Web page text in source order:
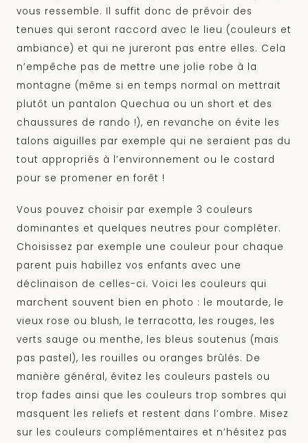
vous ressemble. Il suffit donc de prévoir des
tenues qui seront raccord avec le lieu (couleurs et
ambiance) et qui ne jureront pas entre elles. Cela
n’empêche pas de mettre une jolie robe à la
montagne (même si en temps normal on mettrait
plutôt un pantalon Quechua ou un short et des
chaussures de rando !), en revanche on évite les
talons aiguilles par exemple qui ne seraient pas du
tout appropriés à l’environnement ou le costard
pour se promener en forêt !
Vous pouvez choisir par exemple 3 couleurs
dominantes et quelques neutres pour compléter.
Choisissez par exemple une couleur pour chaque
parent puis habillez vos enfants avec une
déclinaison de celles-ci. Voici les couleurs qui
marchent souvent bien en photo : le moutarde, le
vieux rose ou blush, le terracotta, les rouges, les
verts sauge ou menthe, les bleus soutenus (mais
pas pastel), les rouilles ou oranges brûlés. De
manière général, évitez les couleurs pastels ou
trop fades ainsi que les couleurs trop sombres qui
masquent les reliefs et restent dans l’ombre. Misez
sur les couleurs complémentaires et n’hésitez pas